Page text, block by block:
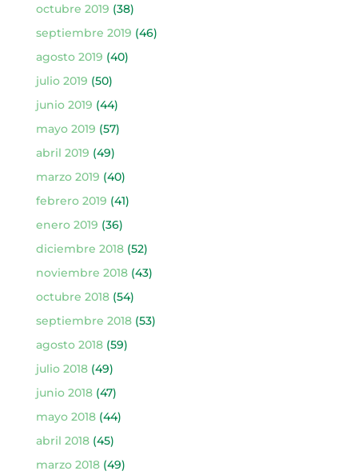
octubre 2019 (38)
septiembre 2019 (46)
agosto 2019 (40)
julio 2019 (50)
junio 2019 (44)
mayo 2019 (57)
abril 2019 (49)
marzo 2019 (40)
febrero 2019 (41)
enero 2019 (36)
diciembre 2018(52)
noviembre 2018(43)
octubre 2018(54)
septiembre 2018(53)
agosto 2018(59)
julio 2018(49)
junio 2018(47)
mayo 2018(44)
abril 2018(45)
marzo 2018(49)